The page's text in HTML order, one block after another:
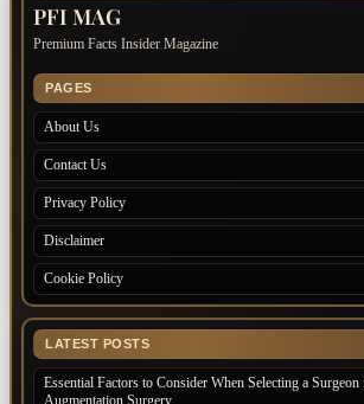
PFI MAG
Premium Facts Insider Magazine
PAGES
About Us
Contact Us
Privacy Policy
Disclaimer
Cookie Policy
LATEST POSTS
Essential Factors to Consider When Selecting a
Augmentation Surgery